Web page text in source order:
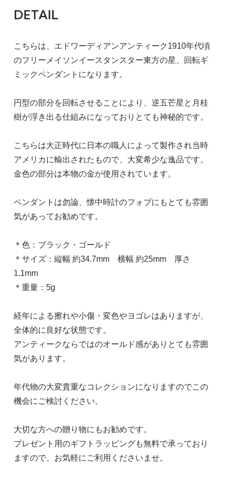
DETAIL
こちらは、エドワーディアンアンティーク1910年代頃
のフリーメイソンイースタンスター東方の星、回転ギ
ミックペンダントになります。
円型の部分を回転させることにより、逆五芒星と月桂
樹が浮き出る仕組みになっておりとても神秘的です。
こちらは大正時代に日本の職人によって製作され当時
アメリカに輸出されたもので、大変希少な逸品です。
金色の部分は本物の金が使用されています。
ペンダントは勿論、懐中時計のフォブにもとても雰囲
気があってお勧めです。
＊色：ブラック・ゴールド
＊サイズ：縦幅 約34.7mm 横幅 約25mm 厚さ
1.1mm
＊重量：5g
経年による擦れや小傷・変色やヨゴレはありますが、
全体的に良好な状態です。
アンティークならではのオールド感がありとても雰囲
気があります。
年代物の大変貴重なコレクションになりますのでこの
機会にご検討ください。
大切な方への贈り物にもお勧めです。
プレゼント用のギフトラッピングも無料で承っており
ますので、お気軽にご利用くださいませ。